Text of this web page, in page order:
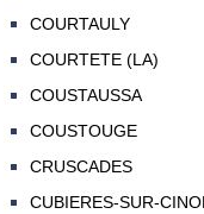
COURTAULY
COURTETE (LA)
COUSTAUSSA
COUSTOUGE
CRUSCADES
CUBIERES-SUR-